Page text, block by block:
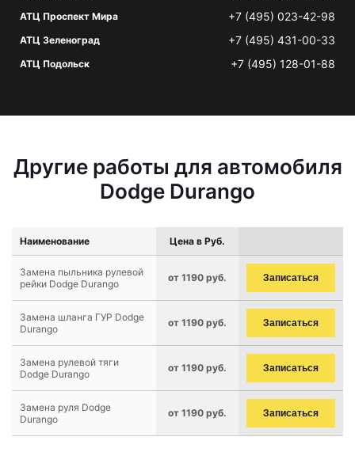
АТЦ Проспект Мира +7 (495) 023-42-98
АТЦ Зеленоград +7 (495) 431-00-33
АТЦ Подольск +7 (495) 128-01-88
Другие работы для автомобиля
Dodge Durango
Наименование Цена в Руб.
Замена пыльника рулевой
рейки Dodge Durango
от 1190 руб. Записаться
Замена шланга ГУР Dodge
Durango
от 1190 руб. Записаться
Замена рулевой тяги
Dodge Durango
от 1190 руб. Записаться
Замена руля Dodge
Durango
от 1190 руб. Записаться